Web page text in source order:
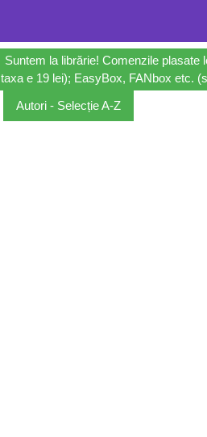
Suntem la librărie! Comenzile
taxa e 19 lei); EasyBox, FANbox etc.
Autori - Selecție A-Z